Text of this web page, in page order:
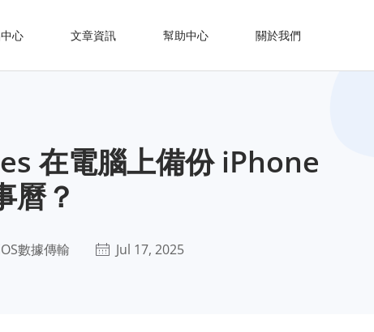
心 文章資訊 幫助中心 關於我們
在電腦上備份 iPhone
曆？
數據傳輸 Jul 17, 2025